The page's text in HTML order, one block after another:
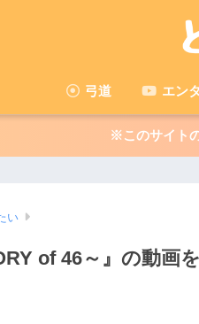
弓道 エン
※このサイト
い
of 46～』の動画